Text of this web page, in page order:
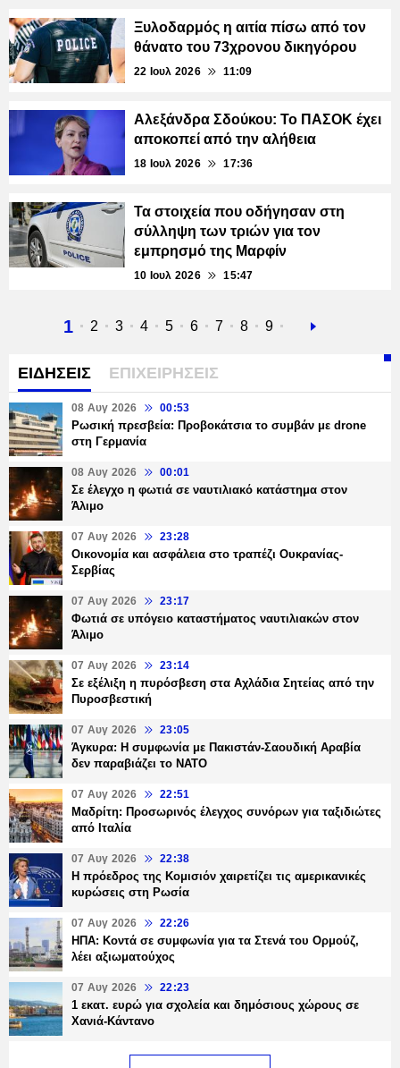
Ξυλοδαρμός η αιτία πίσω από τον
θάνατο του 73χρονου δικηγόρου
22 Ιουλ 2026 11:09
Αλεξάνδρα Σδούκου: Το ΠΑΣΟΚ έχει
αποκοπεί από την αλήθεια
18 Ιουλ 2026 17:36
Τα στοιχεία που οδήγησαν στη
σύλληψη των τριών για τον
εμπρησμό της Μαρφίν
10 Ιουλ 2026 15:47
Τρέχουσα
1 Σελίδα
2 Σελίδα
3 Σελίδα
4 Σελίδα
5 Σελίδα
6 Σελίδα
7 Σελίδα
8 Σελίδα
9
Next
ΕΙΔΗΣΕΙΣ ΕΠΙΧΕΙΡΗΣΕΙΣ
08 Αυγ 2026 00:53
Ρωσική πρεσβεία: Προβοκάτσια το συμβάν με drone
στη Γερμανία
08 Αυγ 2026 00:01
Σε έλεγχο η φωτιά σε ναυτιλιακό κατάστημα στον
Άλιμο
07 Αυγ 2026 23:28
Οικονομία και ασφάλεια στο τραπέζι Ουκρανίας-
Σερβίας
07 Αυγ 2026 23:17
Φωτιά σε υπόγειο καταστήματος ναυτιλιακών στον
Άλιμο
07 Αυγ 2026 23:14
Σε εξέλιξη η πυρόσβεση στα Αχλάδια Σητείας από την
Πυροσβεστική
07 Αυγ 2026 23:05
Άγκυρα: Η συμφωνία με Πακιστάν-Σαουδική Αραβία
δεν παραβιάζει το ΝΑΤΟ
07 Αυγ 2026 22:51
Μαδρίτη: Προσωρινός έλεγχος συνόρων για ταξιδιώτες
από Ιταλία
07 Αυγ 2026 22:38
Η πρόεδρος της Κομισιόν χαιρετίζει τις αμερικανικές
κυρώσεις στη Ρωσία
07 Αυγ 2026 22:26
ΗΠΑ: Κοντά σε συμφωνία για τα Στενά του Ορμούζ,
λέει αξιωματούχος
07 Αυγ 2026 22:23
1 εκατ. ευρώ για σχολεία και δημόσιους χώρους σε
Χανιά-Κάντανο